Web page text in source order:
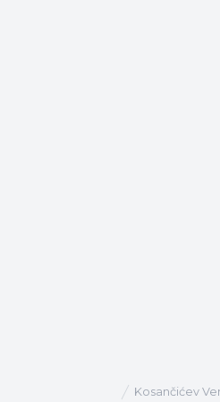
Kosančićev